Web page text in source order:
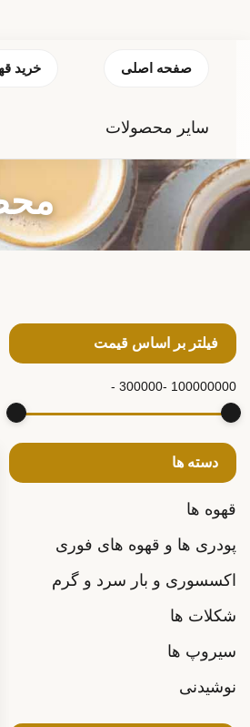
صفحه اصلی خرید
سایر محصولات
فیلتر بر اساس قیمت
300000 - 100000000 -
دسته ها
قهوه ها
پودری ها و قهوه های فوری
اکسسوری و بار سرد و گرم
شکلات ها
سیروپ ها
نوشیدنی